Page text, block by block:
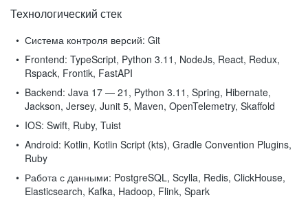
Технологический стек
Система контроля версий: Git
Frontend: TypeScript, Python 3.11, NodeJs, React, Redux,
Rspack, Frontik, FastAPI
Backend: Java 17 — 21, Python 3.11, Spring, Hibernate,
Jackson, Jersey, Junit 5, Maven, OpenTelemetry, Skaffold
IOS: Swift, Ruby, Tuist
Android: Kotlin, Kotlin Script (kts), Gradle Convention Plugins,
Ruby
Работа с данными: PostgreSQL, Scylla, Redis, ClickHouse,
Elasticsearch, Kafka, Hadoop, Flink, Spark